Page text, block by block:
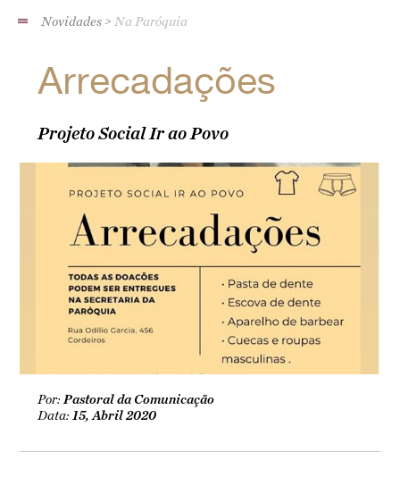
Novidades Na Paróquia
Arrecadações
Projeto Social Ir ao Povo
Por:Pastoral da Comunicação
Data:15, Abril 2020